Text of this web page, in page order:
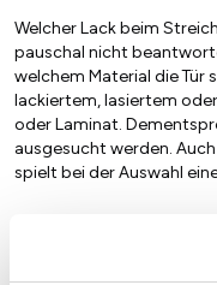
Welcher Lack beim
pauschal nicht
welchem Material die Tür
lackiertem, lasiertem
oder Laminat.
ausgesucht werden.
spielt bei der Auswahl